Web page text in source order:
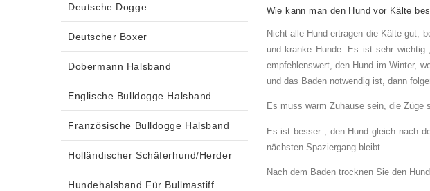
Wie kann man den Hund vor Kälte
Nicht alle Hund ertragen die Kälte gut,
und kranke Hunde. Es ist sehr
empfehlenswert, den Hund im Winter,
und das Baden notwendig ist, dann
Es muss warm Zuhause sein, die Züge
Es ist besser , den Hund gleich nach
nächsten Spaziergang bleibt.
Nach dem Baden trocknen Sie den
Deutsche Dogge
Deutscher Boxer
Dobermann Halsband
Englische Bulldogge Halsband
Französische Bulldogge Halsband
Holländischer Schäferhund/Herder
Hundehalsband Für Bullmastiff